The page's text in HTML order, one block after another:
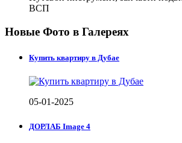
ВСП
Новые Фото в Галереях
Купить квартиру в Дубае
05-01-2025
ДОРЛАБ Image 4